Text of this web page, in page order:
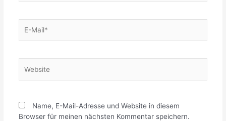
Mail*
Name, E-Mail-Adresse und Website in diesem
Browser für meinen nächsten Kommentar speichern.